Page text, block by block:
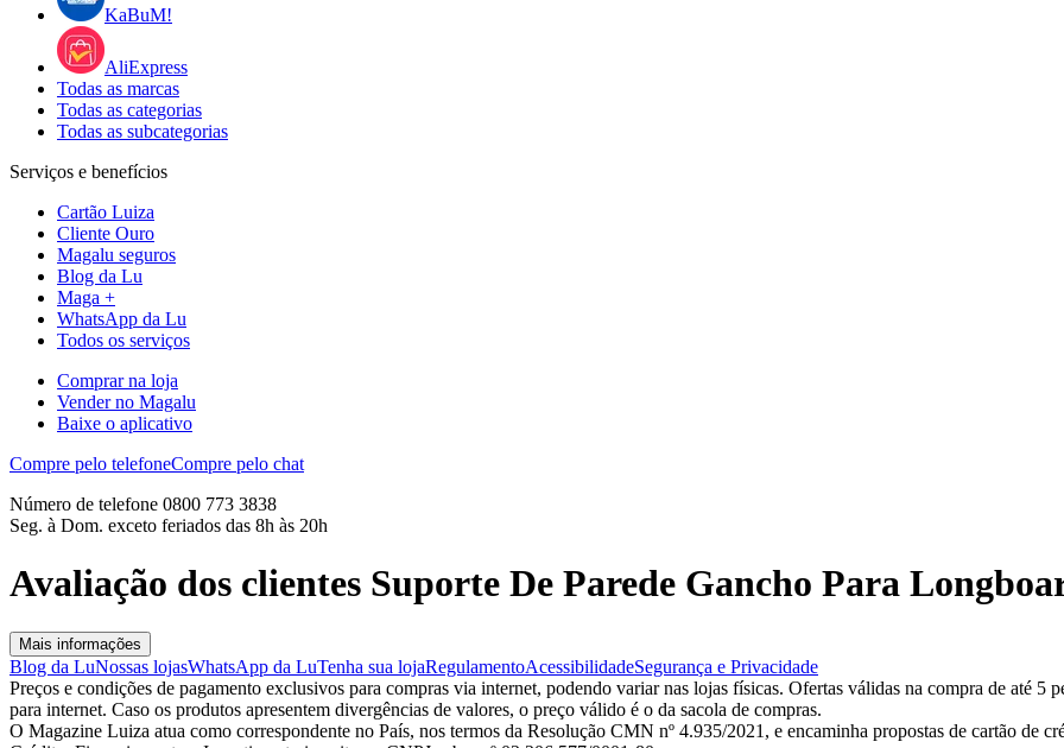
KaBuM!
AliExpress
Todas as marcas
Todas as categorias
Todas as subcategorias
Serviços e benefícios
Cartão Luiza
Cliente Ouro
Magalu seguros
Blog da Lu
Maga +
WhatsApp da Lu
Todos os serviços
Comprar na loja
Vender no Magalu
Baixe o aplicativo
Compre pelo telefoneCompre pelo chat
Número de telefone 0800 773 3838
Seg. à Dom. exceto feriados das 8h às 20h
Avaliação dos clientes Suporte De Parede Gancho Para
Mais informações
Blog da LuNossas lojasWhatsApp da LuTenha sua lojaRegulamentoAcessibilidadeSegurança e Privacidade
Preços e condições de pagamento exclusivos para compras via internet, podendo variar nas lojas físicas. Ofertas válidas na compra de até 5
para internet. Caso os produtos apresentem divergências de valores, o preço válido é o da sacola de compras.
O Magazine Luiza atua como correspondente no País, nos termos da Resolução CMN nº 4.935/2021, e encaminha propostas de cartão de